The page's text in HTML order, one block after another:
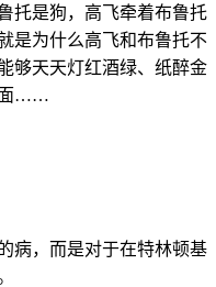
托是狗，高飞牵着布鲁托
是为什么高飞和布鲁托不
够天天灯红酒绿、纸醉金
面……
病，而是对于在特林顿基